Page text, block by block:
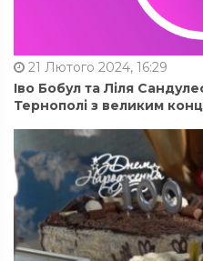
21 Лютого 2024, 16:29
Іво Бобул та Ліля
Тернополі з великим